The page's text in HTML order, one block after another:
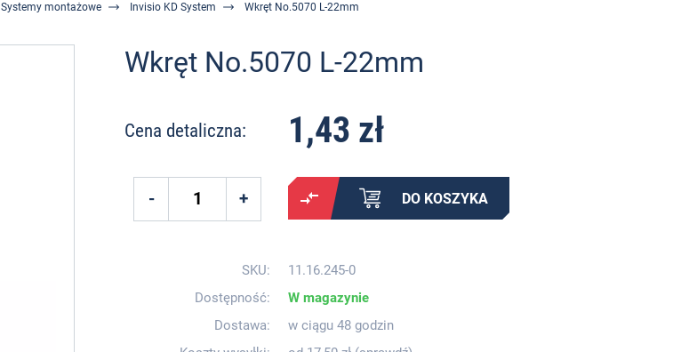
Systemy montażowe Invisio KD System Wkręt No.5070 L-22mm
Wkręt No.5070 L-22mm
Cena detaliczna: 1,43 zł
DO KOSZYKA
SKU:
11.16.245-0
Dostępność:
W magazynie
Dostawa:
w ciągu 48 godzin